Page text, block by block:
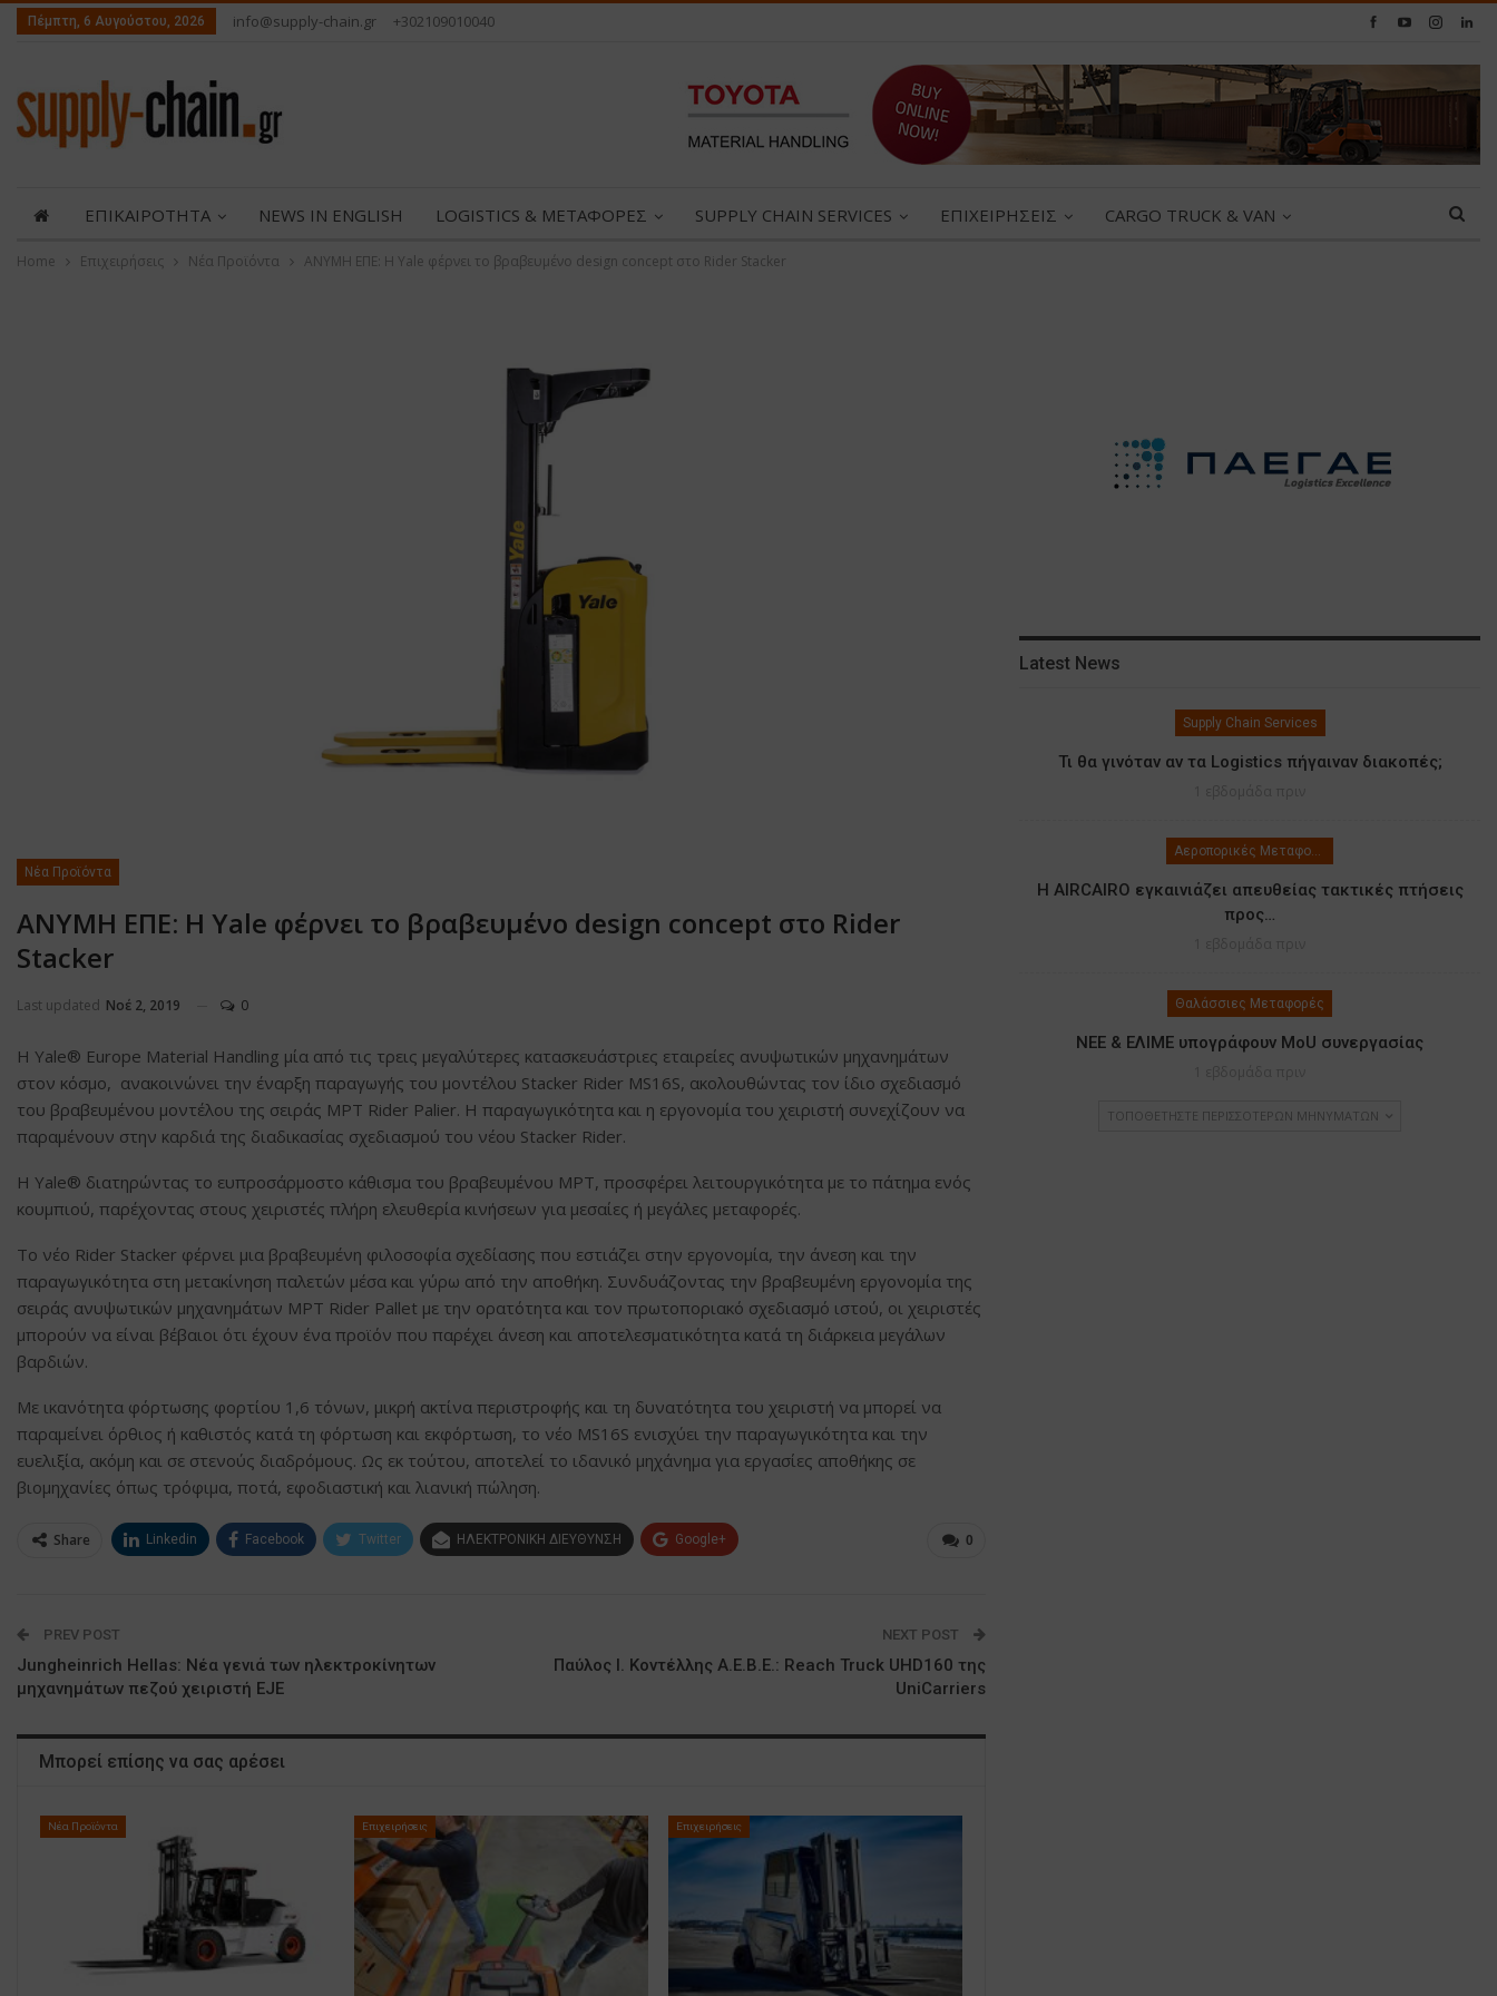
Πέμπτη, 6 Αυγούστου, 2026 info@supply-chain.gr +302109010040
ΕΠΙΚΑΙΡΟΤΗΤΑ NEWS IN ENGLISH LOGISTICS & ΜΕΤΑΦΟΡΕΣ SUPPLY CHAIN SERVICES ΕΠΙΧΕΙΡΗΣΕΙΣ CARGO TRUCK & VAN
ABOUT US ΕΠΙΚΟΙΝΩΝΙΑ
Home Επιχειρήσεις Νέα Προϊόντα ΑΝΥΜΗ ΕΠΕ: Η Yale φέρνει το βραβευμένο design concept στο Rider Stacker
Νέα Προϊόντα
ΑΝΥΜΗ ΕΠΕ: Η Yale φέρνει το βραβευμένο design concept στο Rider
Stacker
Last updated Νοέ 2, 2019 0
Η Yale® Europe Material Handling μία από τις τρεις μεγαλύτερες κατασκευάστριες εταιρείες ανυψωτικών μηχανημάτων
στον κόσμο, ανακοινώνει την έναρξη παραγωγής του μοντέλου Stacker Rider MS16S, ακολουθώντας τον ίδιο σχεδιασμό
του βραβευμένου μοντέλου της σειράς MPT Rider Palier. Η παραγωγικότητα και η εργονομία του χειριστή συνεχίζουν να
παραμένουν στην καρδιά της διαδικασίας σχεδιασμού του νέου Stacker Rider.
Η Yale® διατηρώντας το ευπροσάρμοστο κάθισμα του βραβευμένου MPT, προσφέρει λειτουργικότητα με το πάτημα ενός
κουμπιού, παρέχοντας στους χειριστές πλήρη ελευθερία κινήσεων για μεσαίες ή μεγάλες μεταφορές.
Το νέο Rider Stacker φέρνει μια βραβευμένη φιλοσοφία σχεδίασης που εστιάζει στην εργονομία, την άνεση και την
παραγωγικότητα στη μετακίνηση παλετών μέσα και γύρω από την αποθήκη. Συνδυάζοντας την βραβευμένη εργονομία της
σειράς ανυψωτικών μηχανημάτων MPT Rider Pallet με την ορατότητα και τον πρωτοποριακό σχεδιασμό ιστού, οι χειριστές
μπορούν να είναι βέβαιοι ότι έχουν ένα προϊόν που παρέχει άνεση και αποτελεσματικότητα κατά τη διάρκεια μεγάλων
βαρδιών.
Με ικανότητα φόρτωσης φορτίου 1,6 τόνων, μικρή ακτίνα περιστροφής και τη δυνατότητα του χειριστή να μπορεί να
παραμείνει όρθιος ή καθιστός κατά τη φόρτωση και εκφόρτωση, το νέο MS16S ενισχύει την παραγωγικότητα και την
ευελιξία, ακόμη και σε στενούς διαδρόμους. Ως εκ τούτου, αποτελεί το ιδανικό μηχάνημα για εργασίες αποθήκης σε
βιομηχανίες όπως τρόφιμα, ποτά, εφοδιαστική και λιανική πώληση.
0
Share Linkedin Facebook Twitter ΗΛΕΚΤΡΟΝΙΚΗ ΔΙΕΥΘΥΝΣΗ Google+
PREV POST
Jungheinrich Hellas: Νέα γενιά των ηλεκτροκίνητων
μηχανημάτων πεζού χειριστή EJE
NEXT POST
Παύλος Ι. Κοντέλλης Α.Ε.Β.Ε.: Reach Truck UHD160 της
UniCarriers
Μπορεί επίσης να σας αρέσει
Νέα Προϊόντα Επιχειρήσεις Επιχειρήσεις
Latest News
Supply Chain Services
Τι θα γινόταν αν τα Logistics πήγαιναν διακοπές;
Η AIRCAIRO εγκαινιάζει απευθείας τακτικές πτήσεις
προς…
Θαλάσσιες Μεταφορές
ΝΕΕ & ΕΛΙΜΕ υπογράφουν MoU συνεργασίας
ΤΟΠΟΘΕΤΉΣΤΕ ΠΕΡΙΣΣΌΤΕΡΩΝ ΜΗΝΥΜΆΤΩΝ